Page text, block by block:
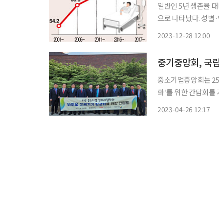
일반인 5년 생존율
으로 나타났다. 성별
2023-12-28 12:00
중기중앙회, 국
중소기업중앙회는
화’를 위한 간담회를 가졌다고 밝혔다. 이번 간담
2023-04-26 12:17